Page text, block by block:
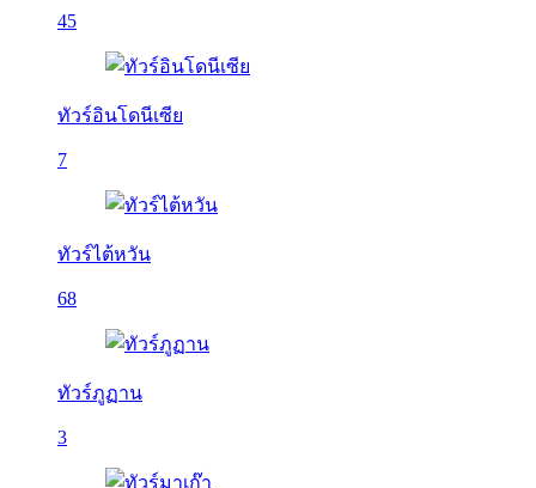
45
ทัวร์อินโดนีเซีย
7
ทัวร์ไต้หวัน
68
ทัวร์ภูฏาน
3